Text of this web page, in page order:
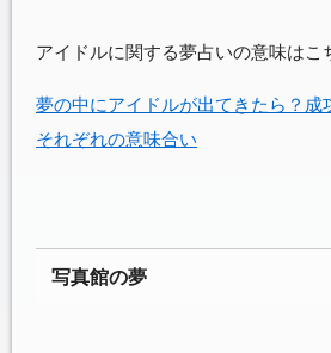
アイドルに関する夢占いの意味はこ
夢の中にアイドルが出てきたら？成
それぞれの意味合い
写真館の夢